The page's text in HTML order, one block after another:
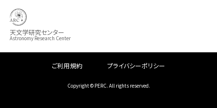
天文学研究センター
Astronomy Research Center
ご利用規約 プライバシーポリシー
Copyright © PERC. All rights reserved.